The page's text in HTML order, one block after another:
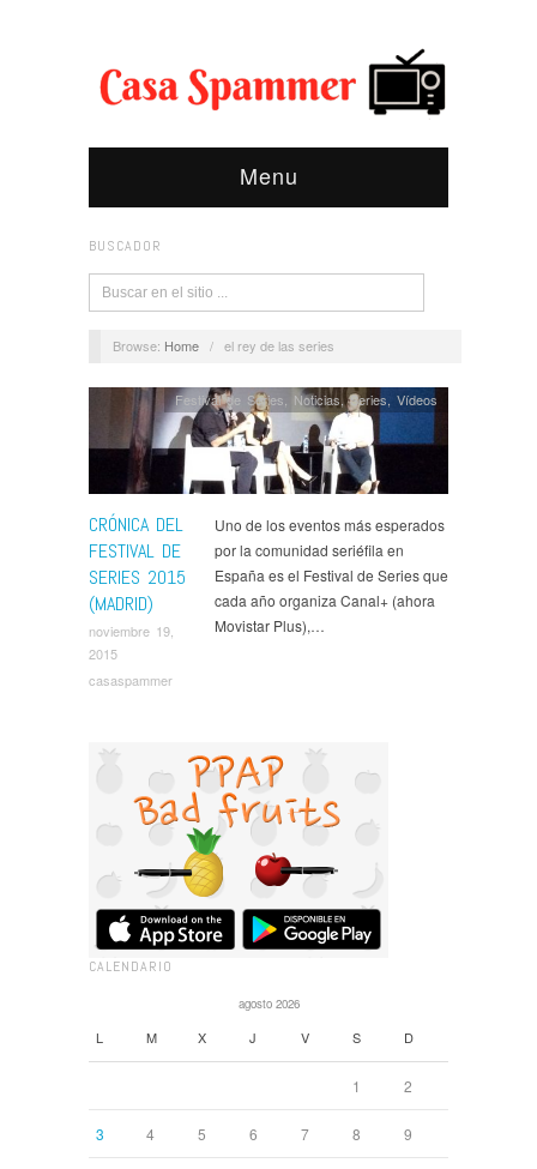
Menu
BUSCADOR
Browse: Home / el rey de las series
CRÓNICA DEL
FESTIVAL DE
SERIES 2015
(MADRID)
noviembre 19,
2015
casaspammer
Festival de Series Noticias,Series,Ví­deos
Uno de los eventos más esperados
por la comunidad seriéfila en
España es el Festival de Series que
cada año organiza Canal+ (ahora
Movistar Plus),…
CALENDARIO
agosto 2026
L M X J V S D
1 2
3 4 5 6 7 8 9